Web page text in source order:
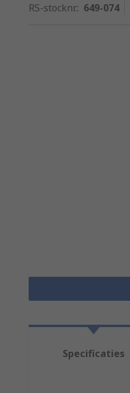
RS-stocknr.: 649-074
Specificaties